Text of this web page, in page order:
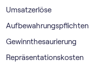
Umsatzerlöse
Aufbewahrungspflichten
Gewinnthesaurierung
Repräsentationskosten